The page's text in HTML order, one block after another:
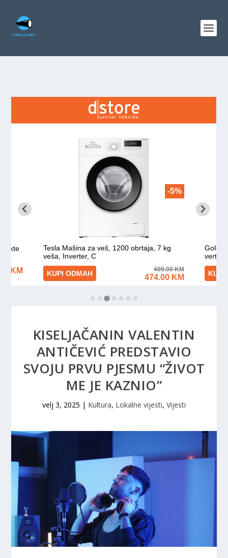
KISELJAČANIN VALENTIN
ANTIČEVIĆ PREDSTAVIO
SVOJU PRVU PJESMU “ŽIVOT
ME JE KAZNIO”
velj 3, 2025 | Kultura, Lokalne vijesti, Vijesti